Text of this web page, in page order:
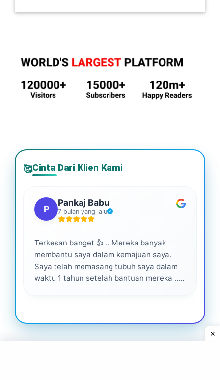
🥰Cinta Dari Klien Kami
P
Pankaj Babu
7 bulan yang lalu
Terkesan banget 👍 .. Mereka banyak
membantu saya dalam kemajuan saya.
Saya telah memasang tubuh saya dalam
waktu 1 tahun setelah bantuan mereka ...